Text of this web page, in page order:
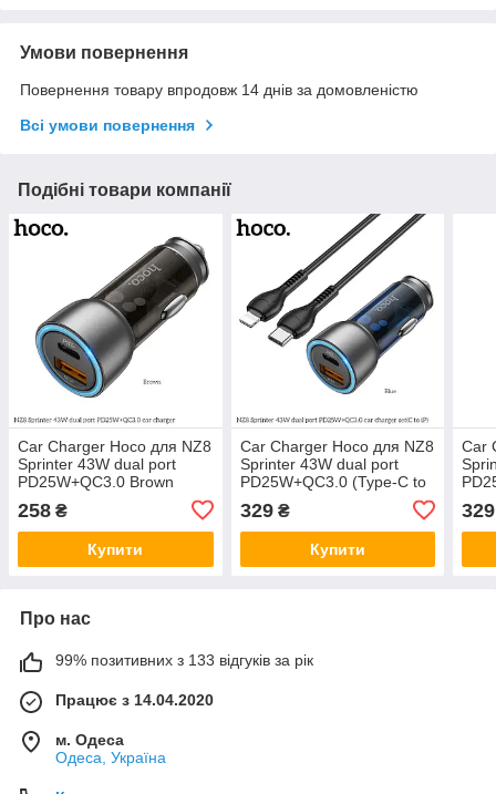
Умови повернення
Повернення товару впродовж 14 днів за домовленістю
Всі умови повернення
Подібні товари компанії
Car Charger Hoco для NZ8
Sprinter 43W dual port
PD25W+QC3.0 Brown
258 ₴
Купити
Car Charger Hoco для NZ8
Sprinter 43W dual port
PD25W+QC3.0 (Type-C to
329₴
Купити
Car
329
Про нас
99% позитивних з 133 відгуків за рік
Працює з 14.04.2020
м. Одеса
Одеса, Україна